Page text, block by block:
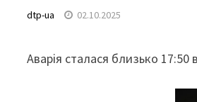
dtp-ua 02.10.2025
Аварія сталася близько